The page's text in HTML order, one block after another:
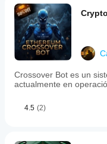
Crossover Bot es un
actualmente en
4.5 (2)